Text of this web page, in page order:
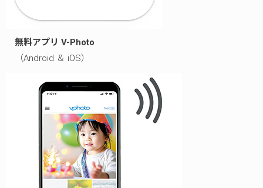
無料アプリ V-Photo
（Android ＆ iOS）